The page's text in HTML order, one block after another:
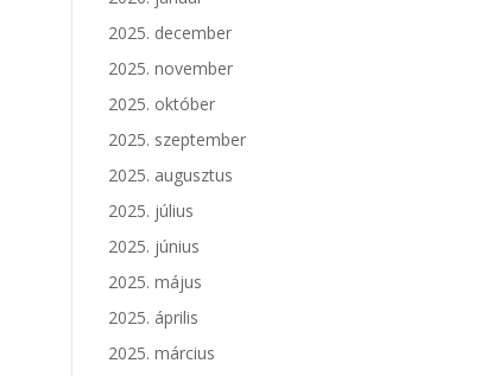
2025. december
2025. november
2025. október
2025. szeptember
2025. augusztus
2025. július
2025. június
2025. május
2025. április
2025. március